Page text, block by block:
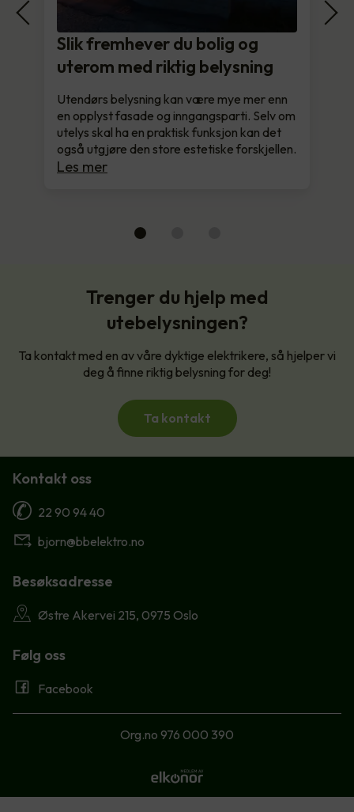
Slik fremhever du bolig og
uterom med riktig belysning
Utendørs belysning kan være mye mer enn
en opplyst fasade og inngangsparti. Selv om
utelys skal ha en praktisk funksjon kan det
også utgjøre den store estetiske forskjellen.
Les mer
Trenger du hjelp med
utebelysningen?
Ta kontakt med en av våre dyktige elektrikere, så hjelper vi
deg å finne riktig belysning for deg!
Ta kontakt
Kontakt oss
22 90 94 40
bjorn@bbelektro.no
Besøksadresse
Østre Akervei 215, 0975 Oslo
Følg oss
Facebook
Org.no 976 000 390